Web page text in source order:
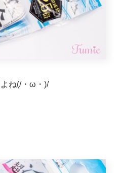
ね(/・ω・)/